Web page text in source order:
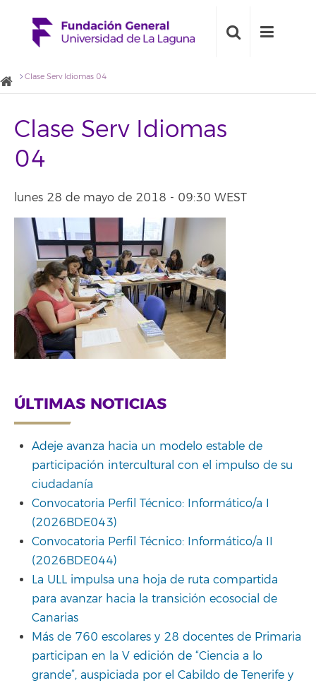
Clase Serv Idiomas 04
Clase Serv Idiomas
04
lunes 28 de mayo de 2018 - 09:30 WEST
ÚLTIMAS NOTICIAS
Adeje avanza hacia un modelo estable de
participación intercultural con el impulso de su
ciudadanía
Convocatoria Perfil Técnico: Informático/a I
(2026BDE043)
Convocatoria Perfil Técnico: Informático/a II
(2026BDE044)
La ULL impulsa una hoja de ruta compartida
para avanzar hacia la transición ecosocial de
Canarias
Más de 760 escolares y 28 docentes de Primaria
participan en la V edición de “Ciencia a lo
grande”, auspiciada por el Cabildo de Tenerife y